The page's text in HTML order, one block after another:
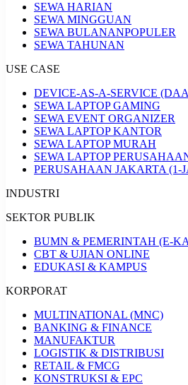
SEWA HARIAN
SEWA MINGGUAN
SEWA BULANANPOPULER
SEWA TAHUNAN
USE CASE
DEVICE-AS-A-SERVICE
SEWA LAPTOP GAMING
SEWA EVENT ORGANIZER
SEWA LAPTOP KANTOR
SEWA LAPTOP MURAH
SEWA LAPTOP
PERUSAHAAN JAKARTA (1-
INDUSTRI
SEKTOR PUBLIK
BUMN & PEMERINTAH (E-
CBT & UJIAN ONLINE
EDUKASI & KAMPUS
KORPORAT
MULTINATIONAL (MNC)
BANKING & FINANCE
MANUFAKTUR
LOGISTIK & DISTRIBUSI
RETAIL & FMCG
KONSTRUKSI & EPC